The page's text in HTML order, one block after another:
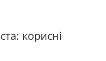
корисні